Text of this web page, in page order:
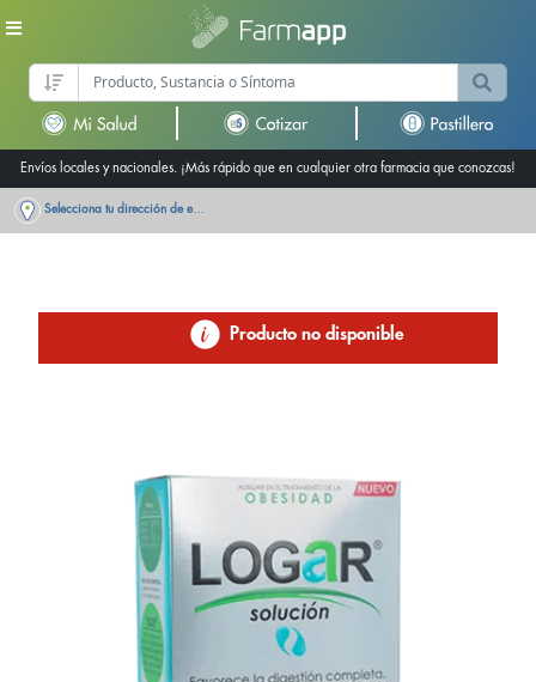
Envíos locales y nacionales. ¡Más rápido que en cualquier otra farmacia que conozcas!
Selecciona tu dirección de entrega
Producto no disponible